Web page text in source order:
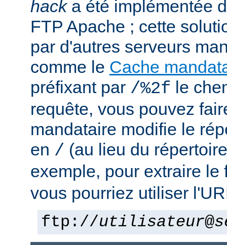
hacka été implémentée
FTP Apache ; cette
par d'autres serveurs
comme le Cache
préfixant par /%2f le
requête, vous pouvez
mandataire modifie le
en / (au lieu du
exemple, pour extraire
vous pourriez utiliser
ftp://utilisateur@